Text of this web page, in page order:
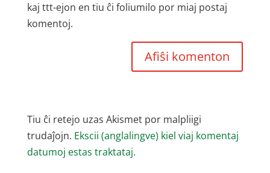
kaj ttt-ejon en tiu ĉi foliumilo por miaj postaj
komentoj.
Tiu ĉi retejo uzas Akismet por malpliigi
trudaĵojn. Ekscii (anglalingve) kiel viaj komentaj
datumoj estas traktataj.